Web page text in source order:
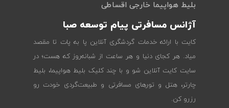
بلیط هواپیما خارجی اقساطی
آژانس مسافرتی پیام توسعه صبا
کایت با ارائه خدمات گردشگری آنلاین پا به پات تا مقصد
میاد. هر کجای دنیا و هر ساعت از شبانه‌روز که هست؛ در
سایت کایت آنلاین شو و با چند کلیک بلیط هواپیما، بلیط
چارتر، هتل و تورهای مسافرتی و طبیعت‌گردی خودت رو
رزرو کن.